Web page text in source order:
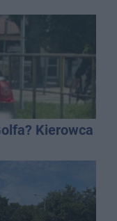
Kierowca